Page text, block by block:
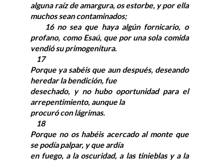
alguna raíz de amargura, os estorbe, y por ella
muchos sean contaminados;
16 no sea que haya algún fornicario, o
profano, como Esaú, que por una sola comida
vendió su primogenitura.
17
Porque ya sabéis que aun después, deseando
heredar la bendición, fue
desechado, y no hubo oportunidad para el
arrepentimiento, aunque la
procuró con lágrimas.
18
Porque no os habéis acercado al monte que
se podía palpar, y que ardía
en fuego, a la oscuridad, a las tinieblas y a la